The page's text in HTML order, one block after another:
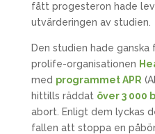
fått progesteron hade
utvärderingen av studien.
Den studien hade
prolife-organisationen
med programmet APR
hittills räddat över 3 000
abort. Enligt dem lyckas
fallen att stoppa en